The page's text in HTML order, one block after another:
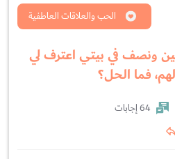
ونصف في بيتي اعترف لي
فما الحل؟
الحب والعلاقات العاطفية
64 إجابات